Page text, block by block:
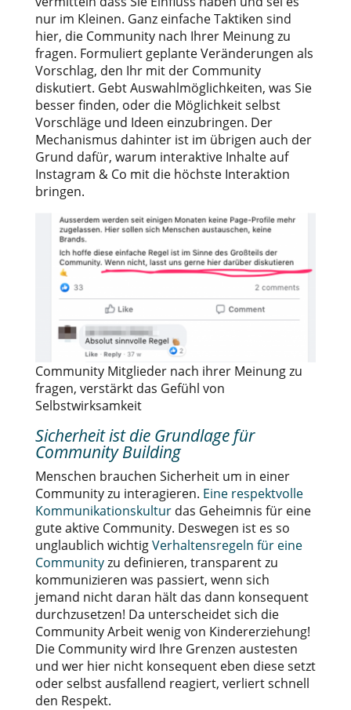
nur im Kleinen. Ganz einfache Taktiken sind
hier, die Community nach Ihrer Meinung zu
fragen. Formuliert geplante Veränderungen als
Vorschlag, den Ihr mit der Community
diskutiert. Gebt Auswahlmöglichkeiten, was Sie
besser finden, oder die Möglichkeit selbst
Vorschläge und Ideen einzubringen. Der
Mechanismus dahinter ist im übrigen auch der
Grund dafür, warum interaktive Inhalte auf
Instagram & Co mit die höchste Interaktion
bringen.
Community Mitglieder nach ihrer Meinung zu
fragen, verstärkt das Gefühl von
Selbstwirksamkeit
Sicherheit ist die Grundlage für
Community Building
Menschen brauchen Sicherheit um in einer
Community zu interagieren. Eine respektvolle
Kommunikationskultur das Geheimnis für eine
gute aktive Community. Deswegen ist es so
unglaublich wichtigVerhaltensregeln für eine
Communityzu definieren, transparent zu
kommunizieren was passiert, wenn sich
jemand nicht daran hält das dann konsequent
durchzusetzen! Da unterscheidet sich die
Community Arbeit wenig von Kindererziehung!
Die Community wird Ihre Grenzen austesten
und wer hier nicht konsequent eben diese setzt
oder selbst ausfallend reagiert, verliert schnell
den Respekt.